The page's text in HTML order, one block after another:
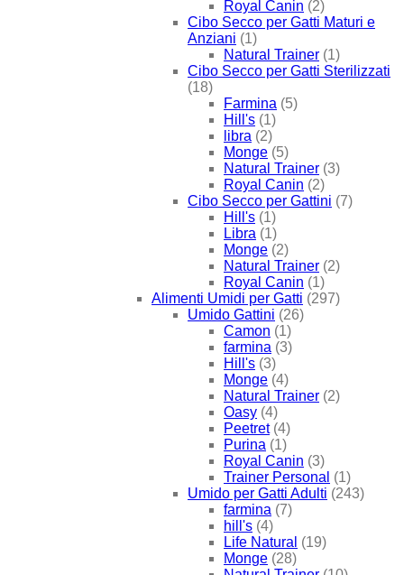
Royal Canin (2)
Cibo Secco per Gatti Maturi e
Anziani (1)
Natural Trainer (1)
Cibo Secco per Gatti Sterilizzati
(18)
Farmina (5)
Hill's (1)
libra (2)
Monge (5)
Natural Trainer (3)
Royal Canin (2)
Cibo Secco per Gattini (7)
Hill's (1)
Libra (1)
Monge (2)
Natural Trainer (2)
Royal Canin (1)
Alimenti Umidi per Gatti (297)
Umido Gattini (26)
Camon (1)
farmina (3)
Hill's (3)
Monge (4)
Natural Trainer (2)
Oasy (4)
Peetret (4)
Purina (1)
Royal Canin (3)
Trainer Personal (1)
Umido per Gatti Adulti (243)
farmina (7)
hill's (4)
Life Natural (19)
Monge (28)